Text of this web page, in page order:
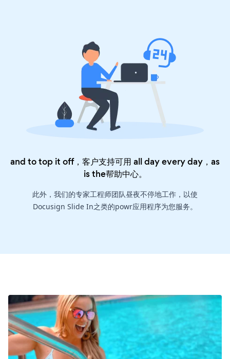
and to top it off，客户支持可用 all day every day，as
is the帮助中心。
此外，我们的专家工程师团队昼夜不停地工作，以使
Docusign Slide In之类的powr应用程序为您服务。